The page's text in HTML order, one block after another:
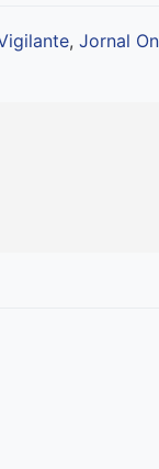
, Jornal